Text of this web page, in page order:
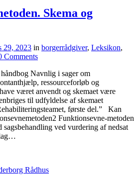
Skema og
29, 2023 in borgerrådgiver, Leksikon,
Comments
Navnlig i sager om
ressourceforløb og
været anvendt og skemaet være
til udfyldelse af skemaet
første del.” Kan
Funktionsevne-metoden
ved vurdering af nedsat